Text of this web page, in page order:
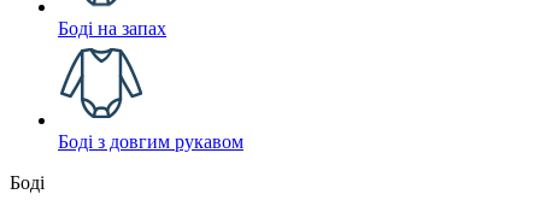
Боді на запах
Боді з довгим рукавом
Боді